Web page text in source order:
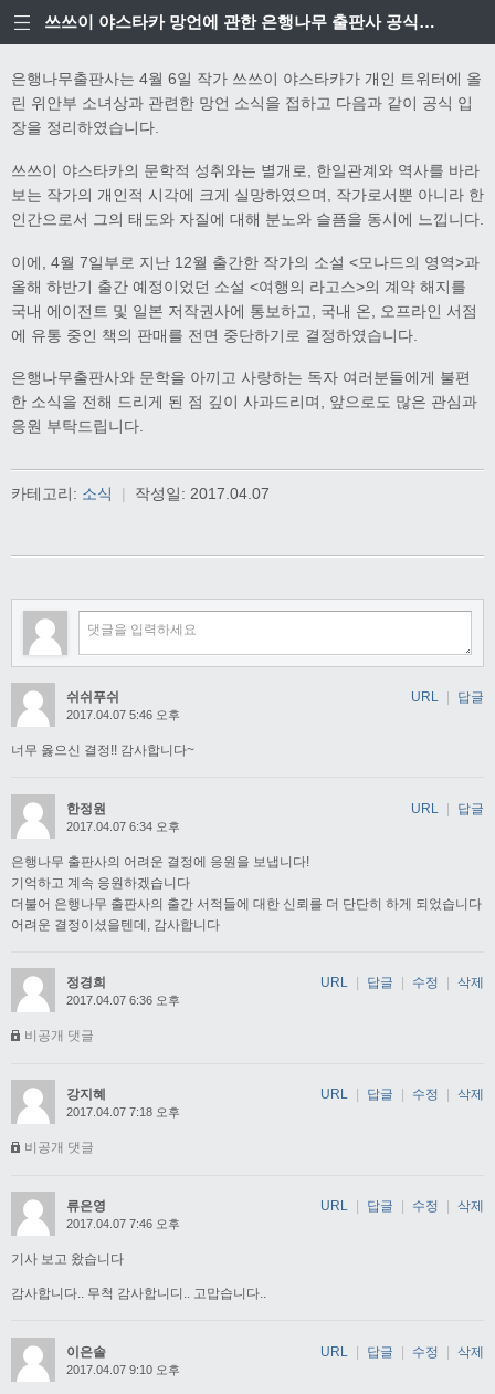
쓰쓰이 야스타카 망언에 관한 은행나무 출판사 공식입장
은행나무출판사는 4월 6일 작가 쓰쓰이 야스타카가 개인 트위터에 올
린 위안부 소녀상과 관련한 망언 소식을 접하고 다음과 같이 공식 입
장을 정리하였습니다.
쓰쓰이 야스타카의 문학적 성취와는 별개로, 한일관계와 역사를 바라
보는 작가의 개인적 시각에 크게 실망하였으며, 작가로서뿐 아니라 한
인간으로서 그의 태도와 자질에 대해 분노와 슬픔을 동시에 느낍니다.
이에, 4월 7일부로 지난 12월 출간한 작가의 소설 <모나드의 영역>과
올해 하반기 출간 예정이었던 소설 <여행의 라고스>의 계약 해지를
국내 에이전트 및 일본 저작권사에 통보하고, 국내 온, 오프라인 서점
에 유통 중인 책의 판매를 전면 중단하기로 결정하였습니다.
은행나무출판사와 문학을 아끼고 사랑하는 독자 여러분들에게 불편
한 소식을 전해 드리게 된 점 깊이 사과드리며, 앞으로도 많은 관심과
응원 부탁드립니다.
카테고리: 소식 | 작성일: 2017.04.07
쉬쉬푸쉬
2017.04.07 5:46 오후
너무 옳으신 결정!! 감사합니다~
URL | 답글
한정원
2017.04.07 6:34 오후
은행나무 출판사의 어려운 결정에 응원을 보냅니다!
기억하고 계속 응원하겠습니다
더불어 은행나무 출판사의 출간 서적들에 대한 신뢰를 더 단단히 하게 되었습니다
어려운 결정이셨을텐데, 감사합니다
URL | 답글
정경희
2017.04.07 6:36 오후
비공개 댓글
URL 답글 수정 삭제
강지혜
2017.04.07 7:18 오후
비공개 댓글
URL 답글 수정 삭제
류은영
2017.04.07 7:46 오후
기사 보고 왔습니다
감사합니다.. 무척 감사합니디.. 고맙습니다..
URL 답글 수정 삭제
이은솔
2017.04.07 9:10 오후
URL | 답글 | 수정 | 삭제